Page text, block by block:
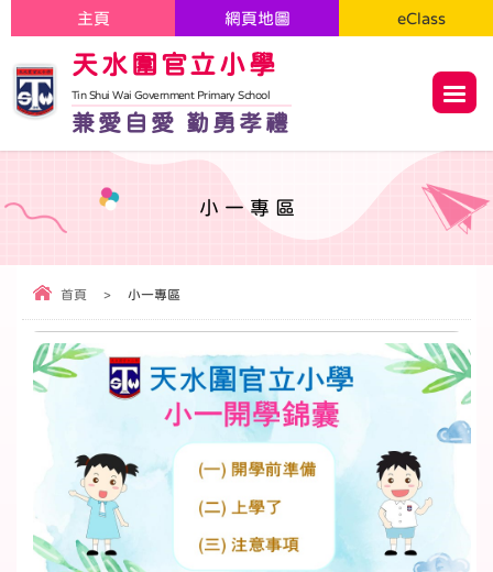
天水圍官立小學
Tin Shui Wai Government Primary School
兼愛自愛 勤勇孝禮
主頁 網頁地圖 eClass
小一專區
首頁 > 小一專區